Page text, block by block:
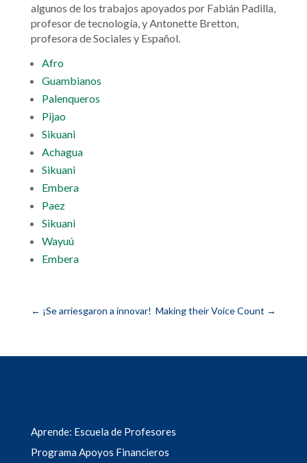
algunos de los trabajos apoyados por Fabián Padilla,
profesor de tecnología, y Antonette Bretton,
profesora de Sociales y Español.
Afro
Guambianos
Palenqueros
Pijao
Sikuani
Achagua
Sikuani
Embera
Paez
Sikuani
Wayuú
Embera
← ¡Se arriesgaron a innovar! Making their Voice Count →
Aprende: Escuela de Profesores
Programa Apoyos Financieros